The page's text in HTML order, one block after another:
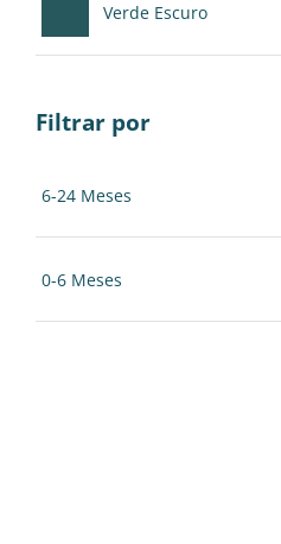
Verde Escuro
Filtrar por
6-24 Meses
0-6 Meses